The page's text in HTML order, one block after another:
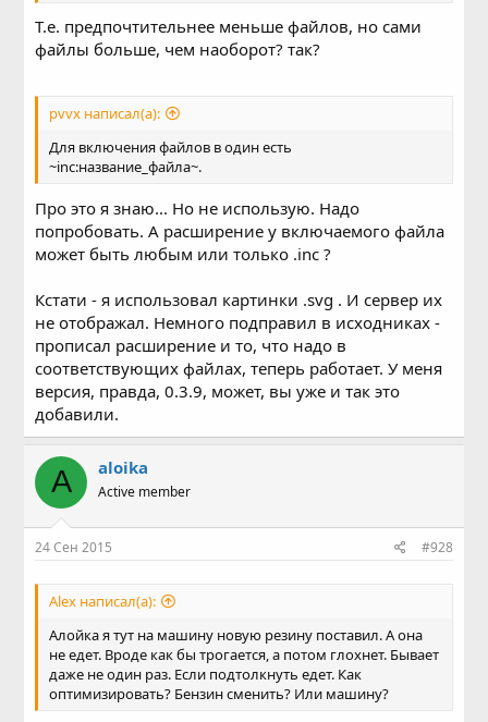
Т.е. предпочтительнее меньше файлов, но сами
файлы больше, чем наоборот? так?
pvvx написал(а):
Для включения файлов в один есть
~inc:название_файла~.
Про это я знаю... Но не использую. Надо
попробовать. А расширение у включаемого файла
может быть любым или только .inc ?
Кстати - я использовал картинки .svg . И сервер их
не отображал. Немного подправил в исходниках -
прописал расширение и то, что надо в
соответствующих файлах, теперь работает. У меня
версия, правда, 0.3.9, может, вы уже и так это
добавили.
A aloika
Active member
24 Сен 2015 #928
Alex написал(а):
Алойка я тут на машину новую резину поставил. А она
не едет. Вроде как бы трогается, а потом глохнет. Бывает
даже не один раз. Если подтолкнуть едет. Как
оптимизировать? Бензин сменить? Или машину?